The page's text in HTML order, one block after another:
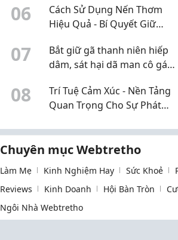
Dịu Candle
06
Cách Sử Dụng Nến Thơm
Hiệu Quả - Bí Quyết Giữ
Trọn Vẹn
07
Bắt giữ gã thanh niên hiếp
dâm, sát hại dã man cô gái
08
Trí Tuệ Cảm Xúc - Nền Tảng
Quan Trọng Cho Sự Phát
Chuyên mục Webtretho
Làm Mẹ Kinh Nghiệm Hay Sức Khoẻ
Reviews
Kinh Doanh Hội Bàn Tròn
Ngôi Nhà Webtretho